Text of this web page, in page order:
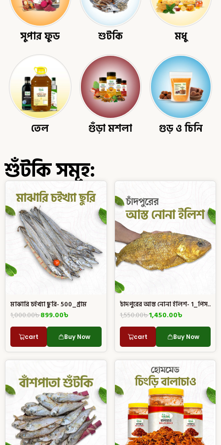
সুপার ফুড শুটকি মধু
তেল গুঁড়া মশলা গুড় ও চিনি
শুঁটকি সমূহ:
মাঝারি চইখ্যা ছুরি- 500_গ্রাম
1,000.00৳899.00৳
cart Buy Now
চাঁদপুরের আস্ত নোনা ইলিশ- 1_পিস..
1,550.00৳1,450.00৳
cart Buy Now